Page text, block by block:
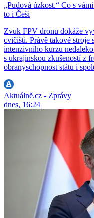
„Pudová úzkost.“ Co s
to i Češi
Zvuk FPV dronu dokáže
cvičišti. Právě takové stroje
intenzivního kurzu
s ukrajinskou zkušeností z
obranyschopnost státu i
Aktuálně.cz - Zprávy
dnes, 16:24